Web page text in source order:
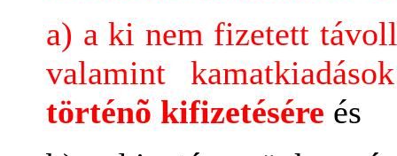
a) a ki nem fizetett
valamint kamatkiadások
történõ kifizetésére és